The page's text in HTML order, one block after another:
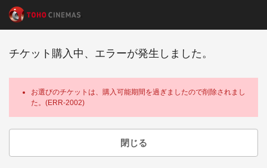
チケット購入中、エラーが発生しました。
お選びのチケットは、購入可能期間を過ぎましたので削除されまし
た。(ERR-2002)
閉じる